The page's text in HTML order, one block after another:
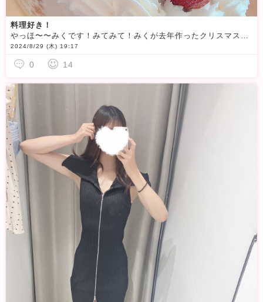
料理好き！
2024/8/29 (木) 19:17
0 14